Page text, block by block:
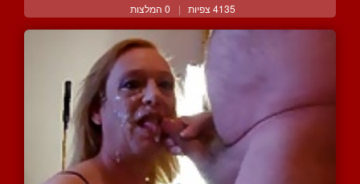
4135 צפיות | 0 המלצות